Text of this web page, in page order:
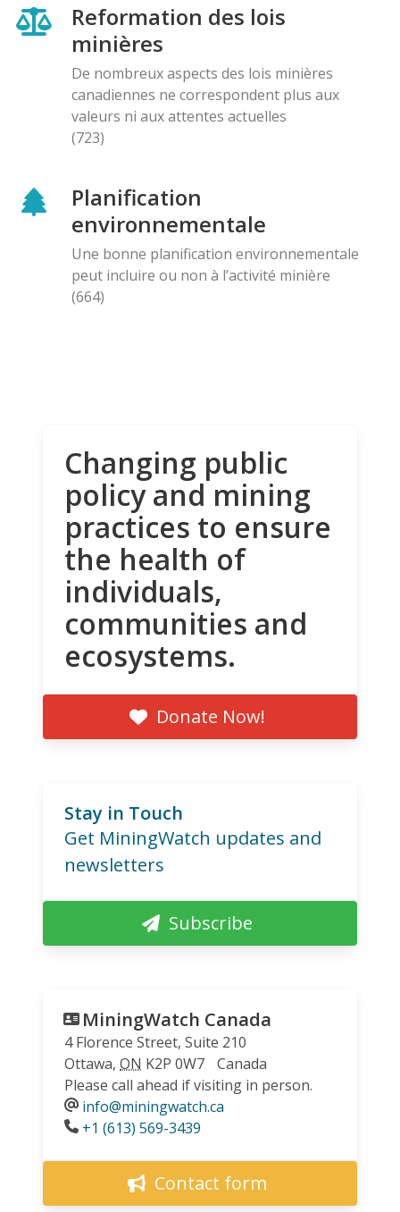
Reformation des lois
minières
De nombreux aspects des lois minières
canadiennes ne correspondent plus aux
valeurs ni aux attentes actuelles
(723)
Planification
environnementale
Une bonne planification environnementale
peut incluire ou non à l’activité minière
(664)
Changing public
policy and mining
practices to ensure
the health of
individuals,
communities and
ecosystems.
Donate Now!
Stay in Touch
Get MiningWatch updates and
newsletters
Subscribe
MiningWatch Canada
4 Florence Street, Suite 210
Ottawa, ON K2P 0W7
Canada
Please call ahead if visiting in person.
info@miningwatch.ca
Phone
+1 (613) 569-3439
Contact form